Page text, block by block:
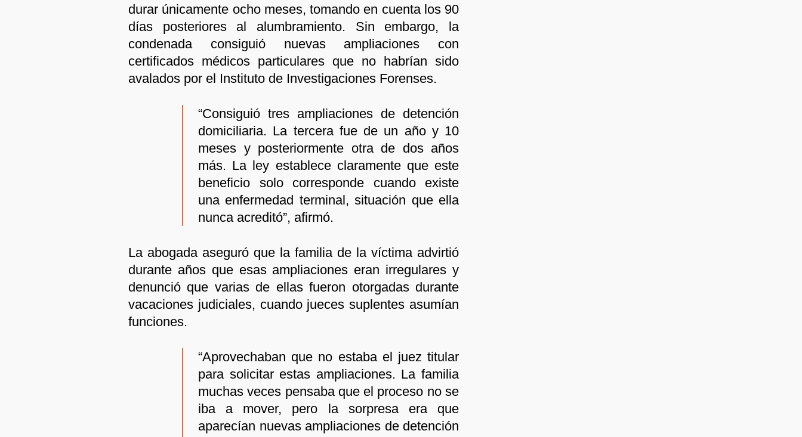
durar únicamente ocho meses, tomando en cuenta los 90
días posteriores al alumbramiento. Sin embargo, la
condenada consiguió nuevas ampliaciones con
certificados médicos particulares que no habrían sido
avalados por el Instituto de Investigaciones Forenses.
“Consiguió tres ampliaciones de detención
domiciliaria. La tercera fue de un año y 10
meses y posteriormente otra de dos años
más. La ley establece claramente que este
beneficio solo corresponde cuando existe
una enfermedad terminal, situación que ella
nunca acreditó”, afirmó.
La abogada aseguró que la familia de la víctima advirtió
durante años que esas ampliaciones eran irregulares y
denunció que varias de ellas fueron otorgadas durante
vacaciones judiciales, cuando jueces suplentes asumían
funciones.
“Aprovechaban que no estaba el juez titular
para solicitar estas ampliaciones. La familia
muchas veces pensaba que el proceso no se
iba a mover, pero la sorpresa era que
aparecían nuevas ampliaciones de detención